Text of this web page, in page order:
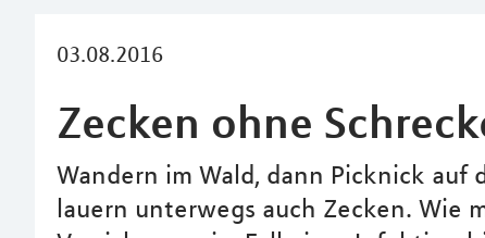
03.08.2016
Zecken ohne
Wandern im Wald, dann Picknick auf
lauern unterwegs auch Zecken. Wie